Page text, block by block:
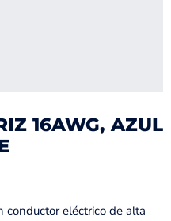
16AWG, AZUL
conductor eléctrico de alta